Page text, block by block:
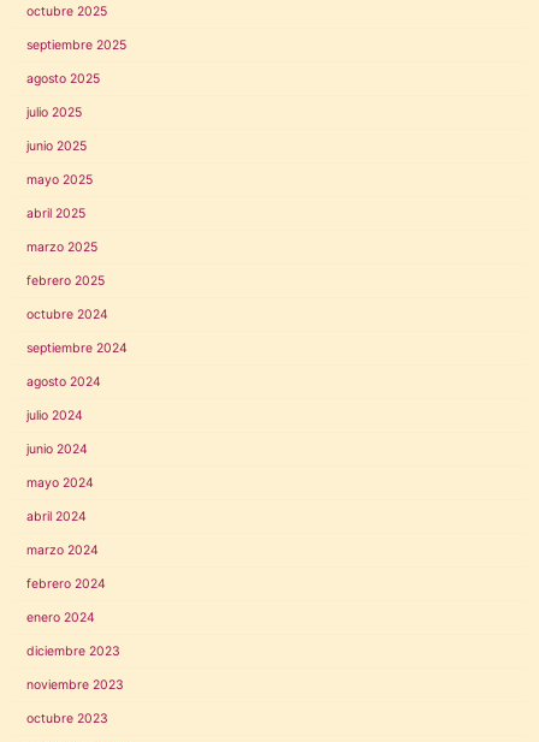
octubre 2025
septiembre 2025
agosto 2025
julio 2025
junio 2025
mayo 2025
abril 2025
marzo 2025
febrero 2025
octubre 2024
septiembre 2024
agosto 2024
julio 2024
junio 2024
mayo 2024
abril 2024
marzo 2024
febrero 2024
enero 2024
diciembre 2023
noviembre 2023
octubre 2023